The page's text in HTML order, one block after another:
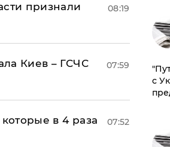
признали
08:19
Киев – ГСЧС
07:59
в 4 раза
07:52
с